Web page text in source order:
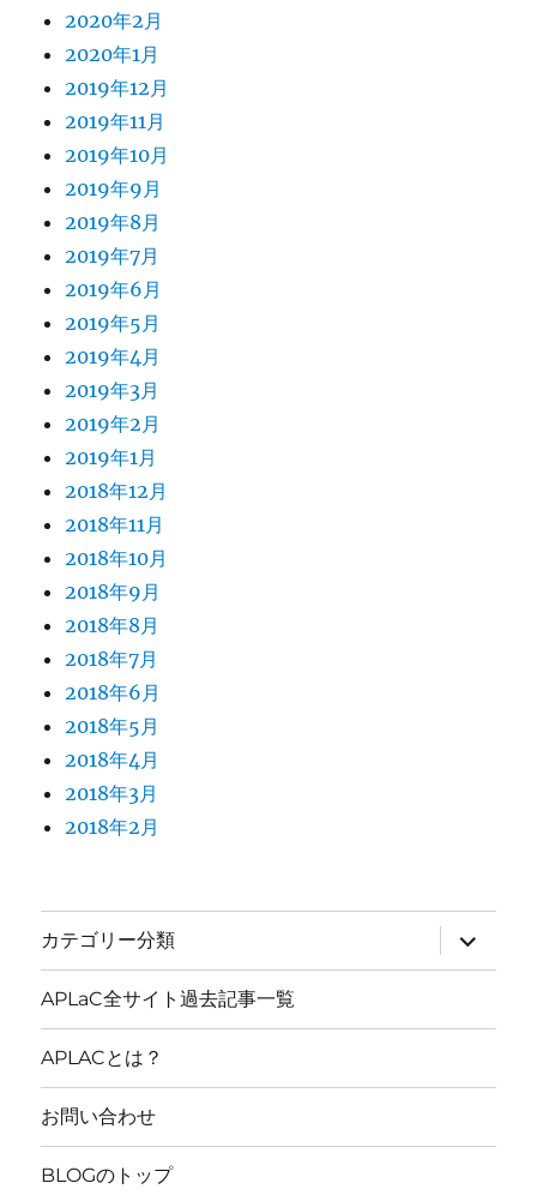
2020年2月
2020年1月
2019年12月
2019年11月
2019年10月
2019年9月
2019年8月
2019年7月
2019年6月
2019年5月
2019年4月
2019年3月
2019年2月
2019年1月
2018年12月
2018年11月
2018年10月
2018年9月
2018年8月
2018年7月
2018年6月
2018年5月
2018年4月
2018年3月
2018年2月
カテゴリー分類
サ
ブ
メ
ー
開
APLaC全サイト過去記事一覧
APLACとは？
お問い合わせ
BLOGのトップ